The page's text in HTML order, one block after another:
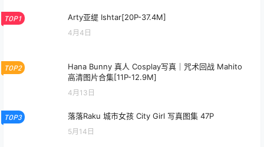
TOP1 Arty亚缇 Ishtar[20P-37.4M]
4月4日
TOP2
Hana Bunny 真人 Cosplay写真｜咒术回战 Mahito
高清图片合集[11P-12.9M]
4月13日
TOP3 落落Raku 城市女孩 City Girl 写真图集 47P
5月14日